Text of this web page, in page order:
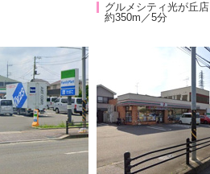
グルメシティ光が丘店
約350m／5分